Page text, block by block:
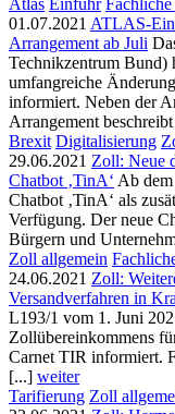
01.07.2021 ATLAS-
Arrangement ab Juli
Technikzentrum
umfangreiche
informiert. Neben der
Arrangement
Brexit Digitalisierung
29.06.2021 Zoll: Neue
Chatbot ‚TinA‘ Ab
Chatbot ‚TinA‘ als
Verfügung. Der neue
Bürgern und
Zoll allgemein
24.06.2021 Zoll:
Versandverfahren in
L193/1 vom 1. Juni
Zollübereinkommens
Carnet TIR informiert.
[...] weiter
Tarifierung Zoll